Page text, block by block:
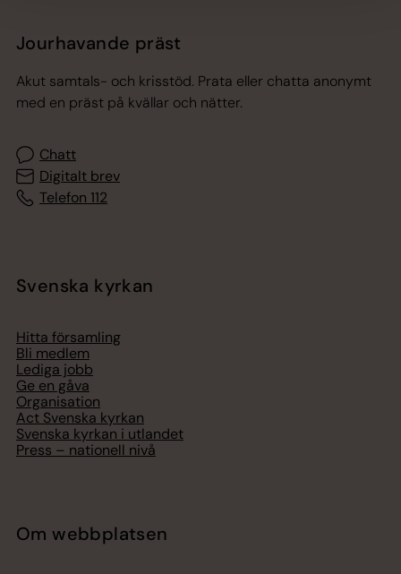
Jourhavande präst
Akut samtals- och krisstöd. Prata eller chatta anonymt
med en präst på kvällar och nätter.
Chatt
Digitalt brev
Telefon 112
Svenska kyrkan
Hitta församling
Bli medlem
Lediga jobb
Ge en gåva
Organisation
Act Svenska kyrkan
Svenska kyrkan i utlandet
Press – nationell nivå
Om webbplatsen